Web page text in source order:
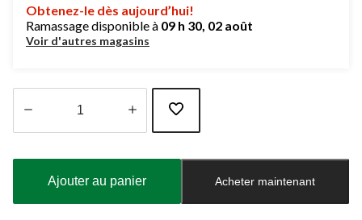
Obtenez-le dès aujourd’hui!
Ramassage disponible à 09 h 30, 02 août
Voir d'autres magasins
à
Ajouter au panier Acheter maintenant